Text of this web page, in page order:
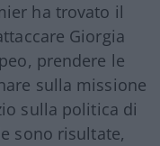
ha trovato il
Giorgia
prendere le
sulla missione
sulla politica di
sono risultate,